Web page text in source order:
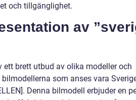
och tillgänglighet.
av
ett brett utbud av olika modeller och
som anses vara
Denna bilmodell erbjuder en